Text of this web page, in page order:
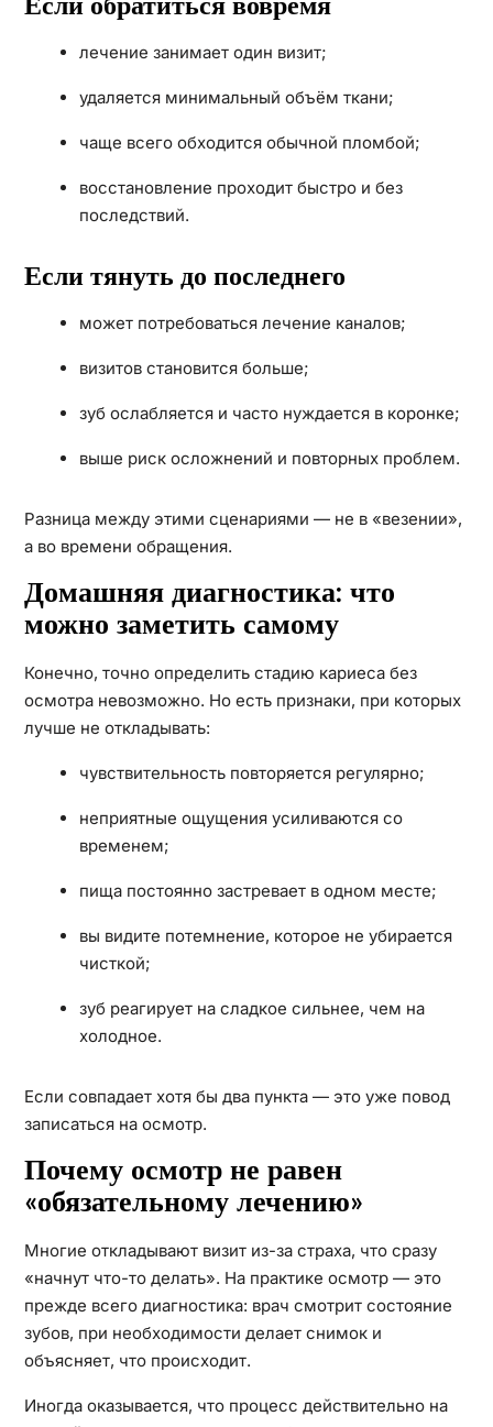
лечение занимает один визит;
удаляется минимальный объём ткани;
чаще всего обходится обычной пломбой;
восстановление проходит быстро и без
последствий.
Если тянуть до последнего
может потребоваться лечение каналов;
визитов становится больше;
зуб ослабляется и часто нуждается в коронке;
выше риск осложнений и повторных проблем.
Разница между этими сценариями — не в «везении»,
а во времени обращения.
Домашняя диагностика: что
можно заметить самому
Конечно, точно определить стадию кариеса без
осмотра невозможно. Но есть признаки, при которых
лучше не откладывать:
чувствительность повторяется регулярно;
неприятные ощущения усиливаются со
временем;
пища постоянно застревает в одном месте;
вы видите потемнение, которое не убирается
чисткой;
зуб реагирует на сладкое сильнее, чем на
холодное.
Если совпадает хотя бы два пункта — это уже повод
записаться на осмотр.
Почему осмотр не равен
«обязательному лечению»
Многие откладывают визит из-за страха, что сразу
«начнут что-то делать». На практике осмотр — это
прежде всего диагностика: врач смотрит состояние
зубов, при необходимости делает снимок и
объясняет, что происходит.
Иногда оказывается, что процесс действительно на